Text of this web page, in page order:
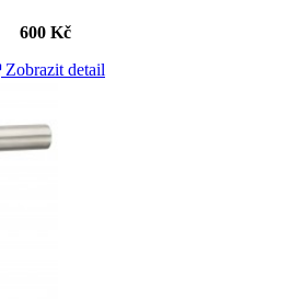
600 Kč
Zobrazit detail